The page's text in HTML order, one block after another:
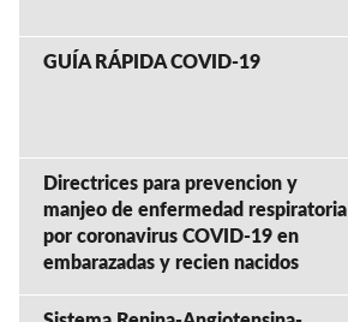
GUÍA RÁPIDA COVID-19
Directrices para prevencion y
manjeo de enfermedad respiratoria
por coronavirus COVID-19 en
embarazadas y recien nacidos